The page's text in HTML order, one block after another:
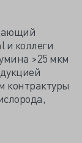
и коллеги
>25 мкм
контрактуры